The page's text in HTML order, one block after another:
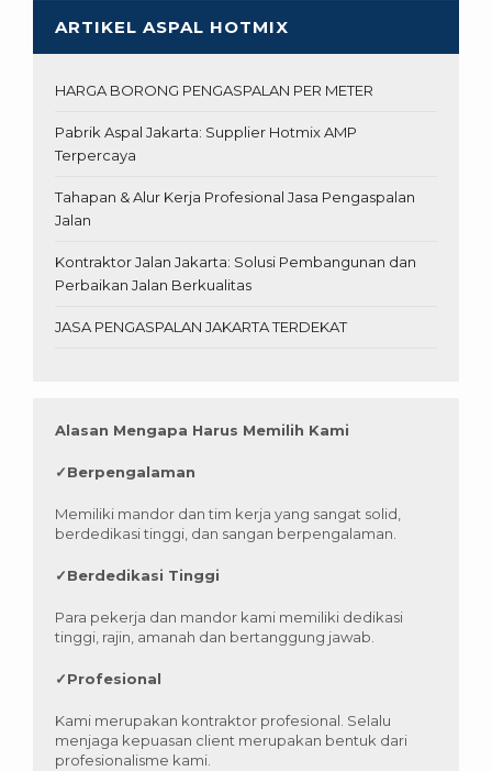
ARTIKEL ASPAL HOTMIX
HARGA BORONG PENGASPALAN PER METER
Pabrik Aspal Jakarta: Supplier Hotmix AMP
Terpercaya
Tahapan & Alur Kerja Profesional Jasa Pengaspalan
Jalan
Kontraktor Jalan Jakarta: Solusi Pembangunan dan
Perbaikan Jalan Berkualitas
JASA PENGASPALAN JAKARTA TERDEKAT
Alasan Mengapa Harus Memilih Kami
✓Berpengalaman
Memiliki mandor dan tim kerja yang sangat solid,
berdedikasi tinggi, dan sangan berpengalaman.
✓Berdedikasi Tinggi
Para pekerja dan mandor kami memiliki dedikasi
tinggi, rajin, amanah dan bertanggung jawab.
✓Profesional
Kami merupakan kontraktor profesional. Selalu
menjaga kepuasan client merupakan bentuk dari
profesionalisme kami.